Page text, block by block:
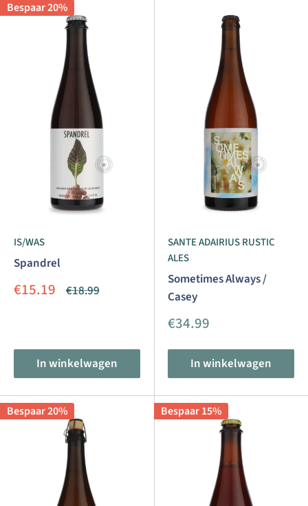
Bespaar 20%
IS/WAS
Spandrel
Aanbiedingsprijs
€15.19 Normale
€18.99
In winkelwagen
SANTE ADAIRIUS RUSTIC
ALES
Sometimes Always /
Casey
Aanbiedingsprijs
€34.99
In winkelwagen
Bespaar 20% Bespaar 15%